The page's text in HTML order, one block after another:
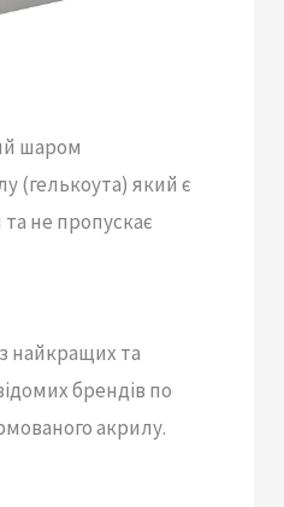
шаром
(гелькоута) який є
не пропускає
найкращих та
брендів по
акрилу.